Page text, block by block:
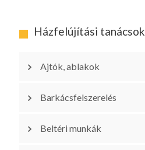
Házfelújítási tanácsok
Ajtók, ablakok
Barkácsfelszerelés
Beltéri munkák